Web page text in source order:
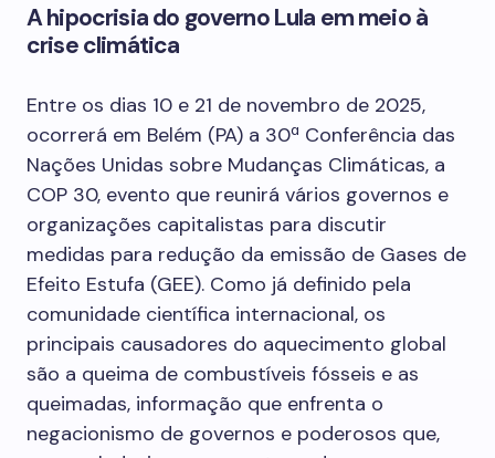
A hipocrisia do governo Lula em meio à
crise climática
Entre os dias 10 e 21 de novembro de 2025,
ocorrerá em Belém (PA) a 30ª Conferência das
Nações Unidas sobre Mudanças Climáticas, a
COP 30, evento que reunirá vários governos e
organizações capitalistas para discutir
medidas para redução da emissão de Gases de
Efeito Estufa (GEE). Como já definido pela
comunidade científica internacional, os
principais causadores do aquecimento global
são a queima de combustíveis fósseis e as
queimadas, informação que enfrenta o
negacionismo de governos e poderosos que,